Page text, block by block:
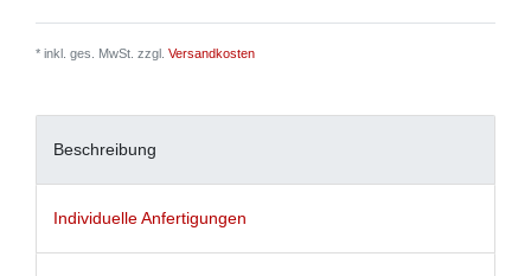
* inkl. ges. MwSt. zzgl. Versandkosten
Beschreibung
Individuelle Anfertigungen